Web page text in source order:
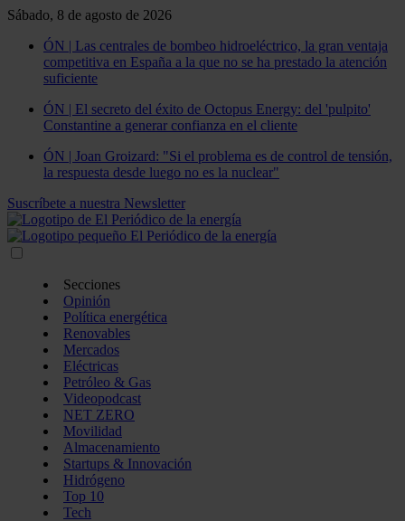
Sábado, 8 de agosto de 2026
ÓN | Las centrales de bombeo hidroeléctrico, la gran ventaja
competitiva en España a la que no se ha prestado la atención
suficiente
ÓN | El secreto del éxito de Octopus Energy: del 'pulpito'
Constantine a generar confianza en el cliente
ÓN | Joan Groizard: "Si el problema es de control de tensión,
la respuesta desde luego no es la nuclear"
Suscríbete a nuestra Newsletter
Secciones
Opinión
Política energética
Renovables
Mercados
Eléctricas
Petróleo & Gas
Videopodcast
NET ZERO
Movilidad
Almacenamiento
Startups & Innovación
Hidrógeno
Top 10
Tech